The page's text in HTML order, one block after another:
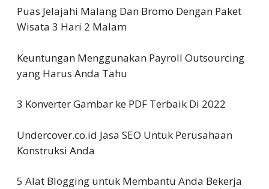
Puas Jelajahi Malang Dan Bromo Dengan Paket
Wisata 3 Hari 2 Malam
Keuntungan Menggunakan Payroll Outsourcing
yang Harus Anda Tahu
3 Konverter Gambar ke PDF Terbaik Di 2022
Undercover.co.id Jasa SEO Untuk Perusahaan
Konstruksi Anda
5 Alat Blogging untuk Membantu Anda Bekerja